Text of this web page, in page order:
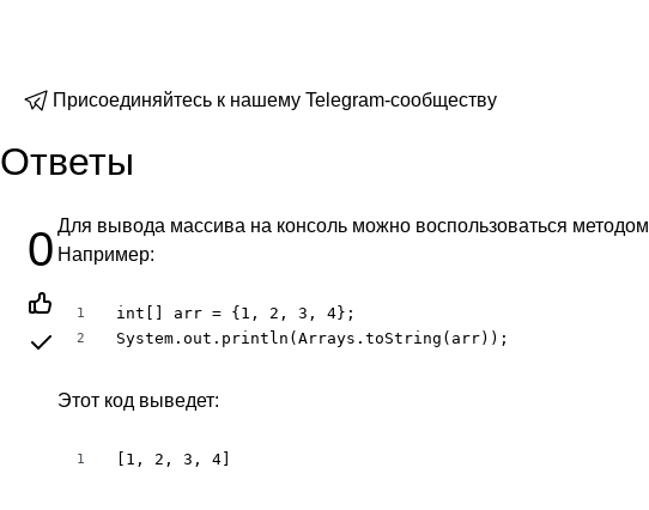
Присоединяйтесь к нашему Telegram-сообществу
Ответы
0 Для вывода массива на консоль можно воспользоваться методом
Например:
1
2
int[] arr = {1, 2, 3, 4};
System.out.println(Arrays.toString(arr));
Этот код выведет:
1 [1, 2, 3, 4]